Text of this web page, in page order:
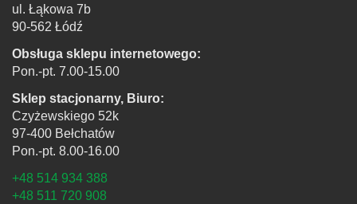
ul. Łąkowa 7b
90-562 Łódź
Obsługa sklepu internetowego:
Pon.-pt. 7.00-15.00
Sklep stacjonarny, Biuro:
Czyżewskiego 52k
97-400 Bełchatów
Pon.-pt. 8.00-16.00
+48 514 934 388
+48 511 720 908